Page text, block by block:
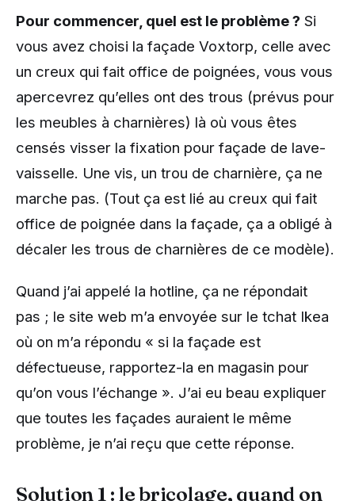
Pour commencer, quel est le problème ? Si
vous avez choisi la façade Voxtorp, celle avec
un creux qui fait office de poignées, vous vous
apercevrez qu’elles ont des trous (prévus pour
les meubles à charnières) là où vous êtes
censés visser la fixation pour façade de lave-
vaisselle. Une vis, un trou de charnière, ça ne
marche pas. (Tout ça est lié au creux qui fait
office de poignée dans la façade, ça a obligé à
décaler les trous de charnières de ce modèle).
Quand j’ai appelé la hotline, ça ne répondait
pas ; le site web m’a envoyée sur le tchat Ikea
où on m’a répondu « si la façade est
défectueuse, rapportez-la en magasin pour
qu’on vous l’échange ». J’ai eu beau expliquer
que toutes les façades auraient le même
problème, je n’ai reçu que cette réponse.
Solution 1 : le bricolage, quand on